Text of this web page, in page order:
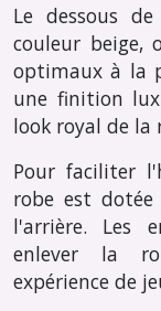
Le dessous
couleur beige,
optimaux à la
une finition
look royal de la
Pour faciliter
robe est
l'arrière. Les
enlever la
expérience de